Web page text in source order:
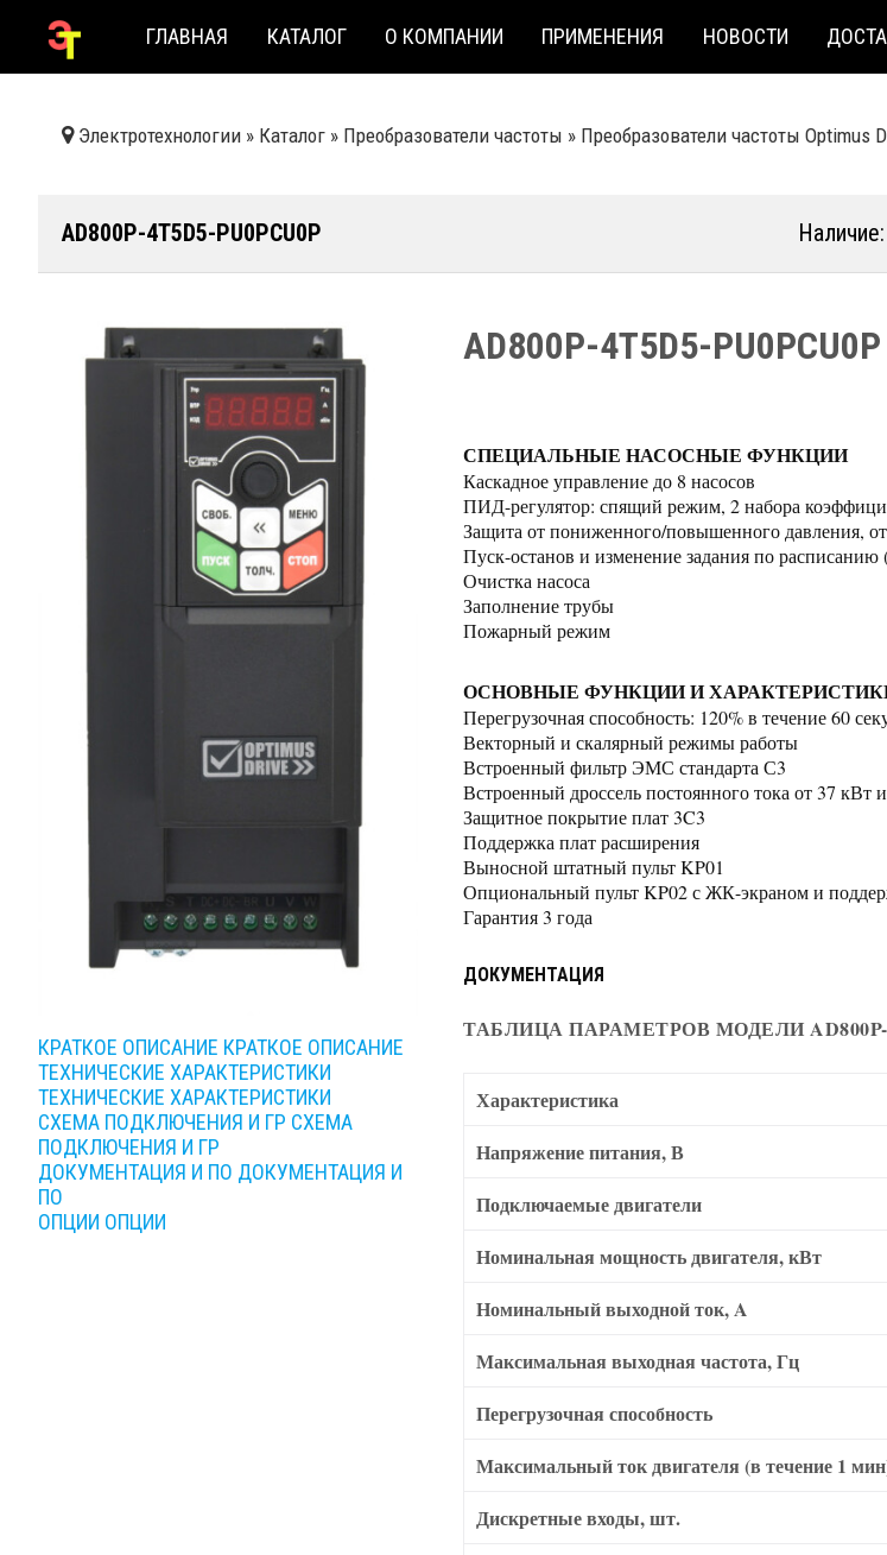
ГЛАВНАЯ КАТАЛОГ О КОМПАНИИ ПРИМЕНЕНИЯ НОВОСТИ
Электротехнологии » Каталог » Преобразователи частоты » Преобразователи частоты Optimus
AD800P-4T5D5-PU0PCU0P Наличие:
КРАТКОЕ ОПИСАНИЕ КРАТКОЕ ОПИСАНИЕ
ТЕХНИЧЕСКИЕ ХАРАКТЕРИСТИКИ
ТЕХНИЧЕСКИЕ ХАРАКТЕРИСТИКИ
СХЕМА ПОДКЛЮЧЕНИЯ И ГР СХЕМА
ПОДКЛЮЧЕНИЯ И ГР
ДОКУМЕНТАЦИЯ И ПО ДОКУМЕНТАЦИЯ И
ПО
ОПЦИИ ОПЦИИ
AD800P-4T5D5-PU0PCU0P
СПЕЦИАЛЬНЫЕ НАСОСНЫЕ ФУНКЦИИ
Каскадное управление до 8 насосов
ПИД-регулятор: спящий режим, 2 набора
Защита от пониженного/повышенного давления, от
Пуск-останов и изменение задания по
Очистка насоса
Заполнение трубы
Пожарный режим
ОСНОВНЫЕ ФУНКЦИИ И
Перегрузочная способность: 120% в течение 60
Векторный и скалярный режимы работы
Встроенный фильтр ЭМС стандарта С3
Встроенный дроссель постоянного тока от 37 кВт
Защитное покрытие плат 3C3
Поддержка плат расширения
Выносной штатный пульт KP01
Опциональный пульт KP02 с ЖК-экраном и
Гарантия 3 года
ДОКУМЕНТАЦИЯ
ТАБЛИЦА ПАРАМЕТРОВ МОДЕЛИ AD800P-
Характеристика
Напряжение питания, В
Подключаемые двигатели
Номинальная мощность двигателя, кВт
Номинальный выходной ток, A
Максимальная выходная частота, Гц
Перегрузочная способность
Максимальный ток двигателя (в течение 1
Дискретные входы, шт.